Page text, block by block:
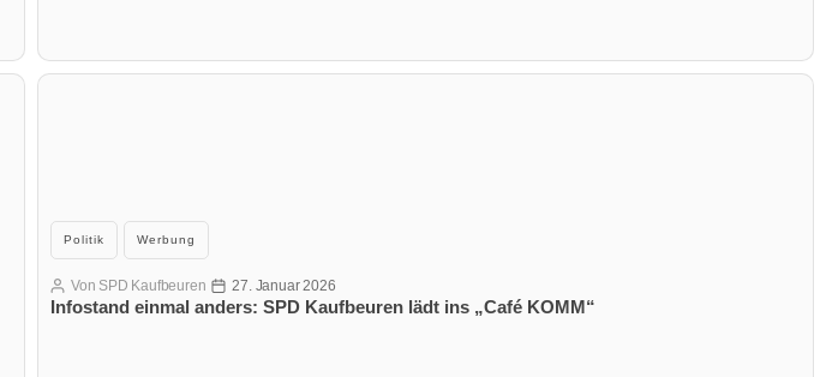
Kategorien
Politik Werbung
Infostand einmal anders: SPD Kaufbeuren lädt ins „Café KOMM“
Beitragsautor
Von SPD Kaufbeuren Veröffentlichungsdatum
27. Januar 2026